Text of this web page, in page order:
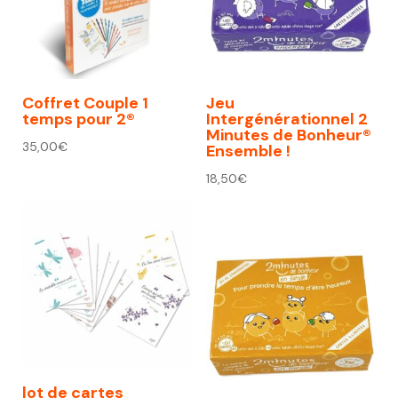
Coffret Couple 1
temps pour 2®
35,00€
Jeu
Intergénérationnel 2
Minutes de Bonheur®
Ensemble !
18,50€
lot de cartes